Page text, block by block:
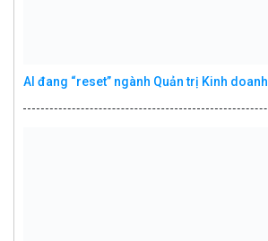
AI đang “reset” ngành Quản trị Kinh doanh